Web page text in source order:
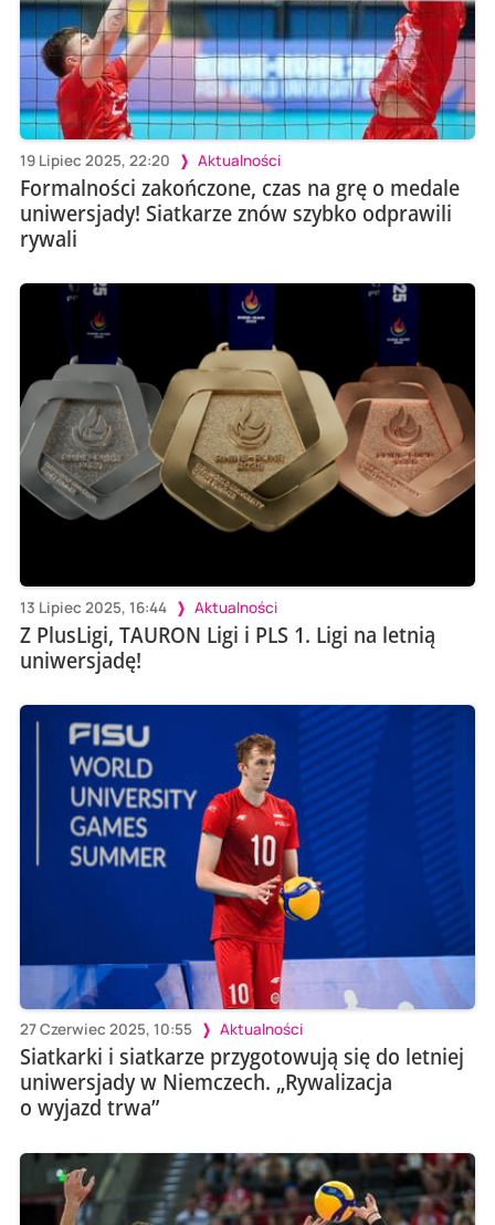
19 Lipiec 2025, 22:20 Aktualności
Formalności zakończone, czas na grę o medale
uniwersjady! Siatkarze znów szybko odprawili
rywali
13 Lipiec 2025, 16:44 Aktualności
Z PlusLigi, TAURON Ligi i PLS 1. Ligi na letnią
uniwersjadę!
27 Czerwiec 2025, 10:55 Aktualności
Siatkarki i siatkarze przygotowują się do letniej
uniwersjady w Niemczech. „Rywalizacja
o wyjazd trwa”